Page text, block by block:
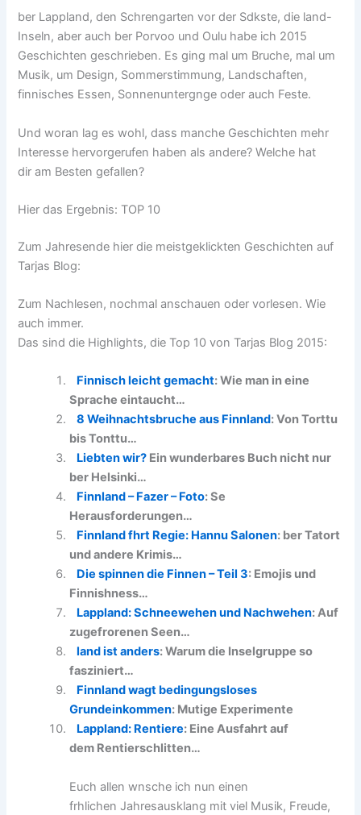
ber Lappland, den Schrengarten vor der Sdkste, die land-
Inseln, aber auch ber Porvoo und Oulu habe ich 2015
Geschichten geschrieben. Es ging mal um Bruche, mal um
Musik, um Design, Sommerstimmung, Landschaften,
finnisches Essen, Sonnenuntergnge oder auch Feste.
Und woran lag es wohl, dass manche Geschichten mehr
Interesse hervorgerufen haben als andere? Welche hat
dir am Besten gefallen?
Hier das Ergebnis: TOP 10
Zum Jahresende hier die meistgeklickten Geschichten auf
Tarjas Blog:
Zum Nachlesen, nochmal anschauen oder vorlesen. Wie
auch immer.
Das sind die Highlights, die Top 10 von Tarjas Blog 2015:
Finnisch leicht gemacht: Wie man in eine
Sprache eintaucht…
8 Weihnachtsbruche aus Finnland: Von Torttu
bis Tonttu…
Liebten wir? Ein wunderbares Buch nicht nur
ber Helsinki…
Finnland – Fazer – Foto: Se
Herausforderungen…
Finnland fhrt Regie: Hannu Salonen: ber Tatort
und andere Krimis…
Die spinnen die Finnen – Teil 3: Emojis und
Finnishness…
Lappland: Schneewehen und Nachwehen: Auf
zugefrorenen Seen…
land ist anders: Warum die Inselgruppe so
fasziniert…
Finnland wagt bedingungsloses
Grundeinkommen: Mutige Experimente
Lappland: Rentiere: Eine Ausfahrt auf
dem Rentierschlitten…
Euch allen wnsche ich nun einen
frhlichen Jahresausklang mit viel Musik, Freude,